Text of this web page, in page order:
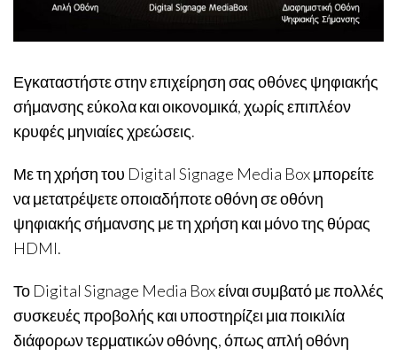
Εγκαταστήστε στην επιχείρηση σας οθόνες ψηφιακής
σήμανσης εύκολα και οικονομικά, χωρίς επιπλέον
κρυφές μηνιαίες χρεώσεις.
Με τη χρήση του Digital Signage Media Box μπορείτε
να μετατρέψετε οποιαδήποτε οθόνη σε οθόνη
ψηφιακής σήμανσης με τη χρήση και μόνο της θύρας
HDMI.
Το Digital Signage Media Box είναι συμβατό με πολλές
συσκευές προβολής και υποστηρίζει μια ποικιλία
διάφορων τερματικών οθόνης, όπως απλή οθόνη